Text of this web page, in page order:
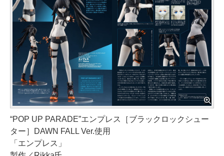
“POP UP PARADE”エンプレス［ブラックロックシュー
ター］DAWN FALL Ver.使用
「エンプレス」